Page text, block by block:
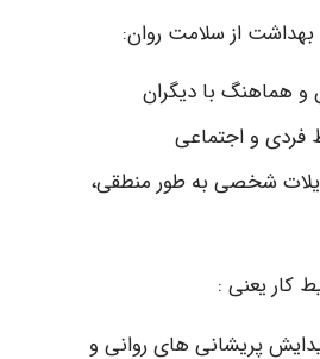
از سلامت روان:
و هماهنگ با دیگران
فردی و اجتماعی
شخصی به طور منطقی،
کار یعنی :
پریشانی های روانی و